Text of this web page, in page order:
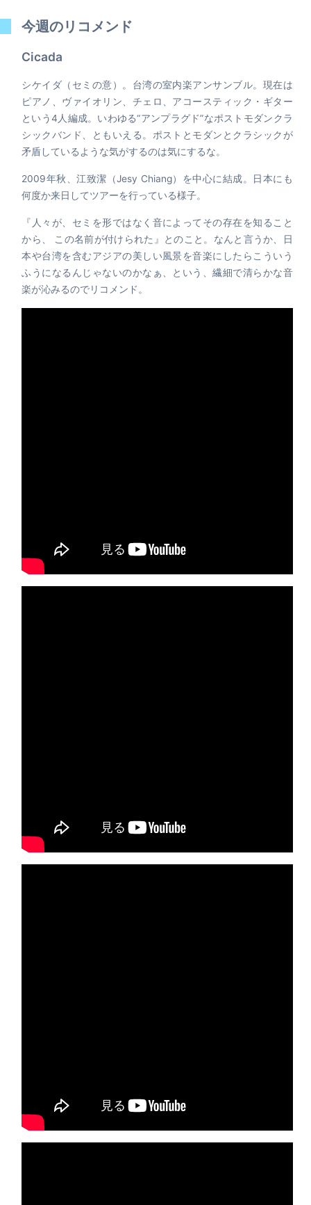
今週のリコメンド
Cicada
シケイダ（セミの意）。台湾の室内楽アンサンブル。現在は
ピアノ、ヴァイオリン、チェロ、アコースティック・ギター
という4人編成。いわゆる“アンプラグド”なポストモダンクラ
シックバンド、ともいえる。ポストとモダンとクラシックが
矛盾しているような気がするのは気にするな。
2009年秋、江致潔（Jesy Chiang）を中心に結成。日本にも
何度か来日してツアーを行っている様子。
『人々が、セミを形ではなく音によってその存在を知ること
から、 この名前が付けられた』とのこと。なんと言うか、日
本や台湾を含むアジアの美しい風景を音楽にしたらこういう
ふうになるんじゃないのかなぁ、という、繊細で清らかな音
楽が沁みるのでリコメンド。